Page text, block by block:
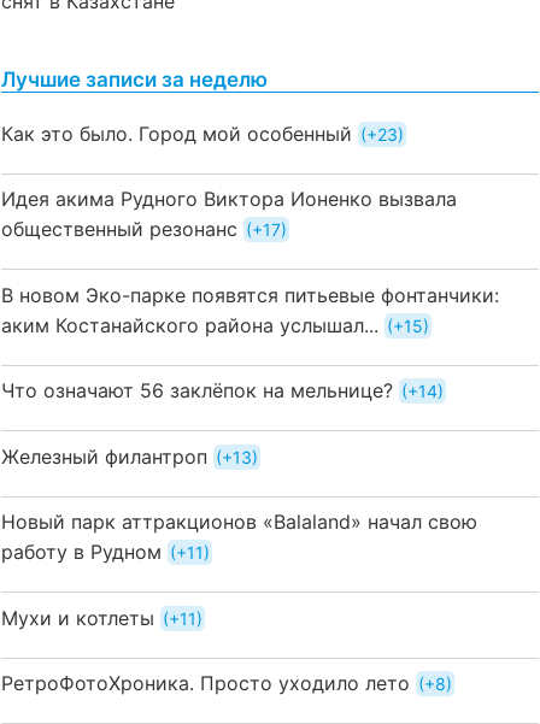
Лучшие записи за неделю
Как это было. Город мой особенный +23
Идея акима Рудного Виктора Ионенко вызвала
общественный резонанс
+17
В новом Эко-парке появятся питьевые фонтанчики:
аким Костанайского района услышал...
+15
Что означают 56 заклёпок на мельнице? +14
Железный филантроп +13
Новый парк аттракционов «Balaland» начал свою
работу в Рудном
+11
Мухи и котлеты +11
РетроФотоХроника. Просто уходило лето +8